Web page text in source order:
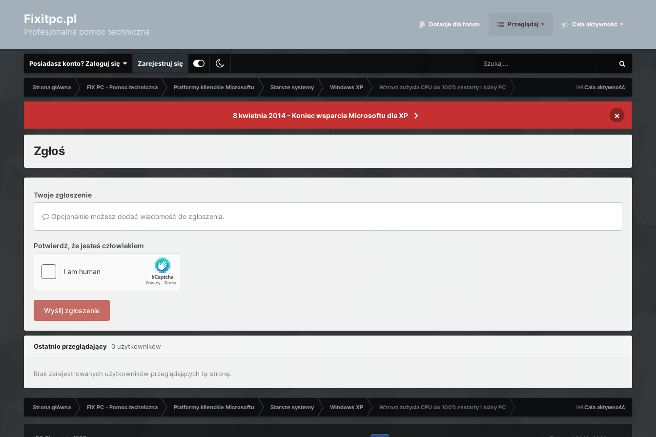
Fixitpc.pl
Profesjonalna pomoc techniczna
Dotacje dla forum Przeglądaj Cała aktywność
Posiadasz konto? Zaloguj się Zarejestruj się
Cała aktywność
Strona główna FIX PC - Pomoc techniczna Platformy klienckie Microsoftu Starsze systemy Windows XP Wzrost zużycia CPU do 100%,restarty i ściny PC
8 kwietnia 2014 - Koniec wsparcia Microsoftu dla XP ×
Zgłoś
Twoje zgłoszenie
Opcjonalnie możesz dodać wiadomość do zgłoszenia.
Potwierdź, że jesteś człowiekiem
Wyślij zgłoszenie
Ostatnio przeglądający 0 użytkowników
Brak zarejestrowanych użytkowników przeglądających tę stronę.
Cała aktywność
Strona główna FIX PC - Pomoc techniczna Platformy klienckie Microsoftu Starsze systemy Windows XP Wzrost zużycia CPU do 100%,restarty i ściny PC